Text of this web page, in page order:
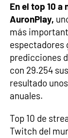
En el top 10
AuronPlay,
más
espectadores
predicciones
con 29.254
resultado
anuales.
Top 10 de
Twitch del